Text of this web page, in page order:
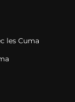
les Cuma